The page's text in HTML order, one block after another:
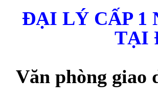
ĐẠI LÝ CẤP 1
TẠI
Văn phòng giao